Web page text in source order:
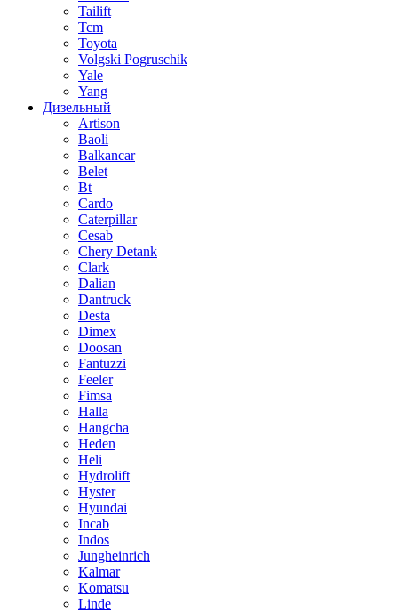
Tailift
Tcm
Toyota
Volgski Pogruschik
Yale
Yang
Дизельный
Artison
Baoli
Balkancar
Belet
Bt
Cardo
Caterpillar
Cesab
Chery Detank
Clark
Dalian
Dantruck
Desta
Dimex
Doosan
Fantuzzi
Feeler
Fimsa
Halla
Hangcha
Heden
Heli
Hydrolift
Hyster
Hyundai
Incab
Indos
Jungheinrich
Kalmar
Komatsu
Linde